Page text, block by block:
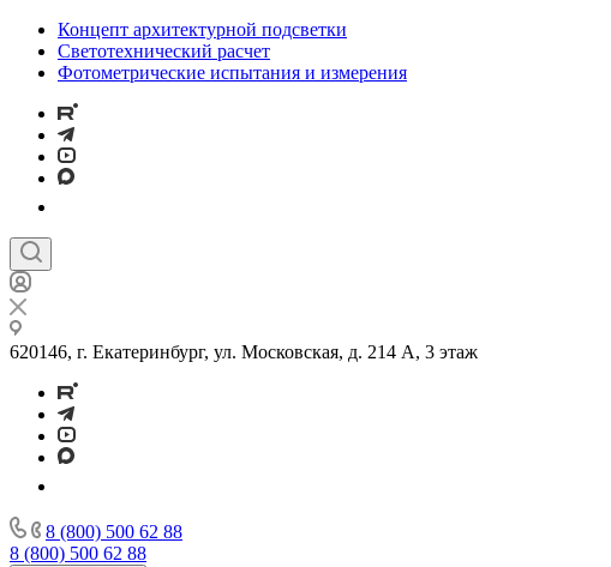
Концепт архитектурной подсветки
Светотехнический расчет
Фотометрические испытания и измерения
620146, г. Екатеринбург, ул. Московская, д. 214 А, 3 этаж
8 (800) 500 62 88
8 (800) 500 62 88